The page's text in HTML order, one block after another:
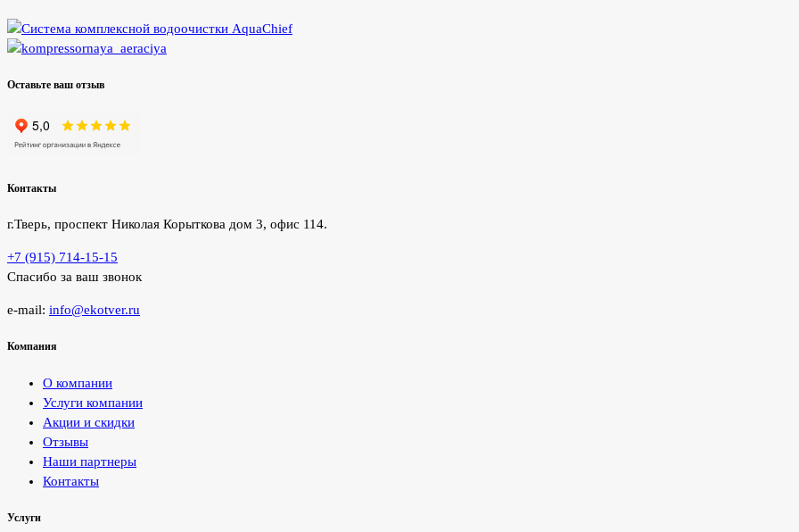
Оставьте ваш отзыв
Контакты
г.Тверь, проспект Николая Корыткова дом 3, офис 114.
+7 (915) 714-15-15
Спасибо за ваш звонок
e-mail: info@ekotver.ru
Компания
О компании
Услуги компании
Акции и скидки
Отзывы
Наши партнеры
Контакты
Услуги